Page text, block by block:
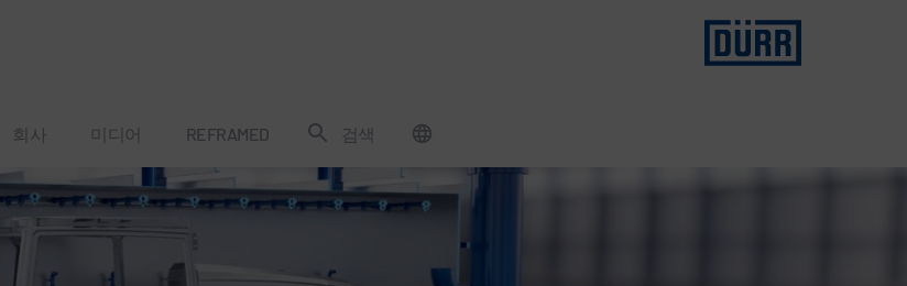
회사 미디어 REFRAMED 검색